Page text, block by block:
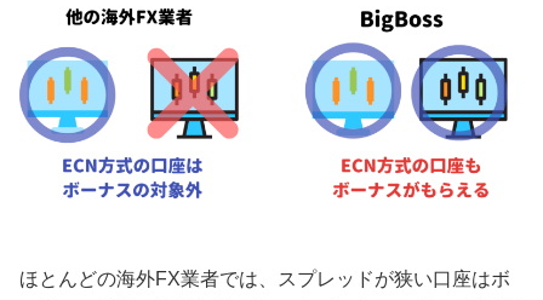
ほとんどの海外FX業者では、スプレッドが狭い口座はボ